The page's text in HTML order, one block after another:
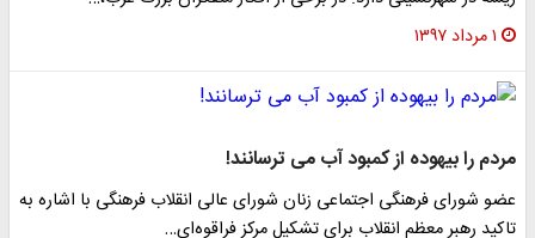
مردم را بیهوده از کمبود آب می ترسانند!
عضو شورای فرهنگی اجتماعی زنان شورای عالی انقلاب فرهنگی با اشاره به
تاکید رهبر معظم انقلاب برای تشکیل مرکز فراقوه‌ای…